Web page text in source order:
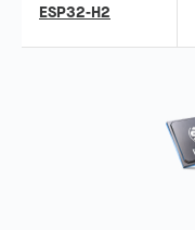
ESP32-H2